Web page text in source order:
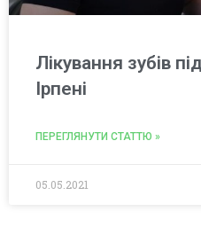
Лікування зубів
Ірпені
ПЕРЕГЛЯНУТИ СТАТТЮ »
05.05.2021